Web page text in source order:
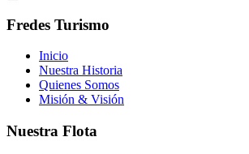
Fredes Turismo
Inicio
Nuestra Historia
Quienes Somos
Misión & Visión
Nuestra Flota